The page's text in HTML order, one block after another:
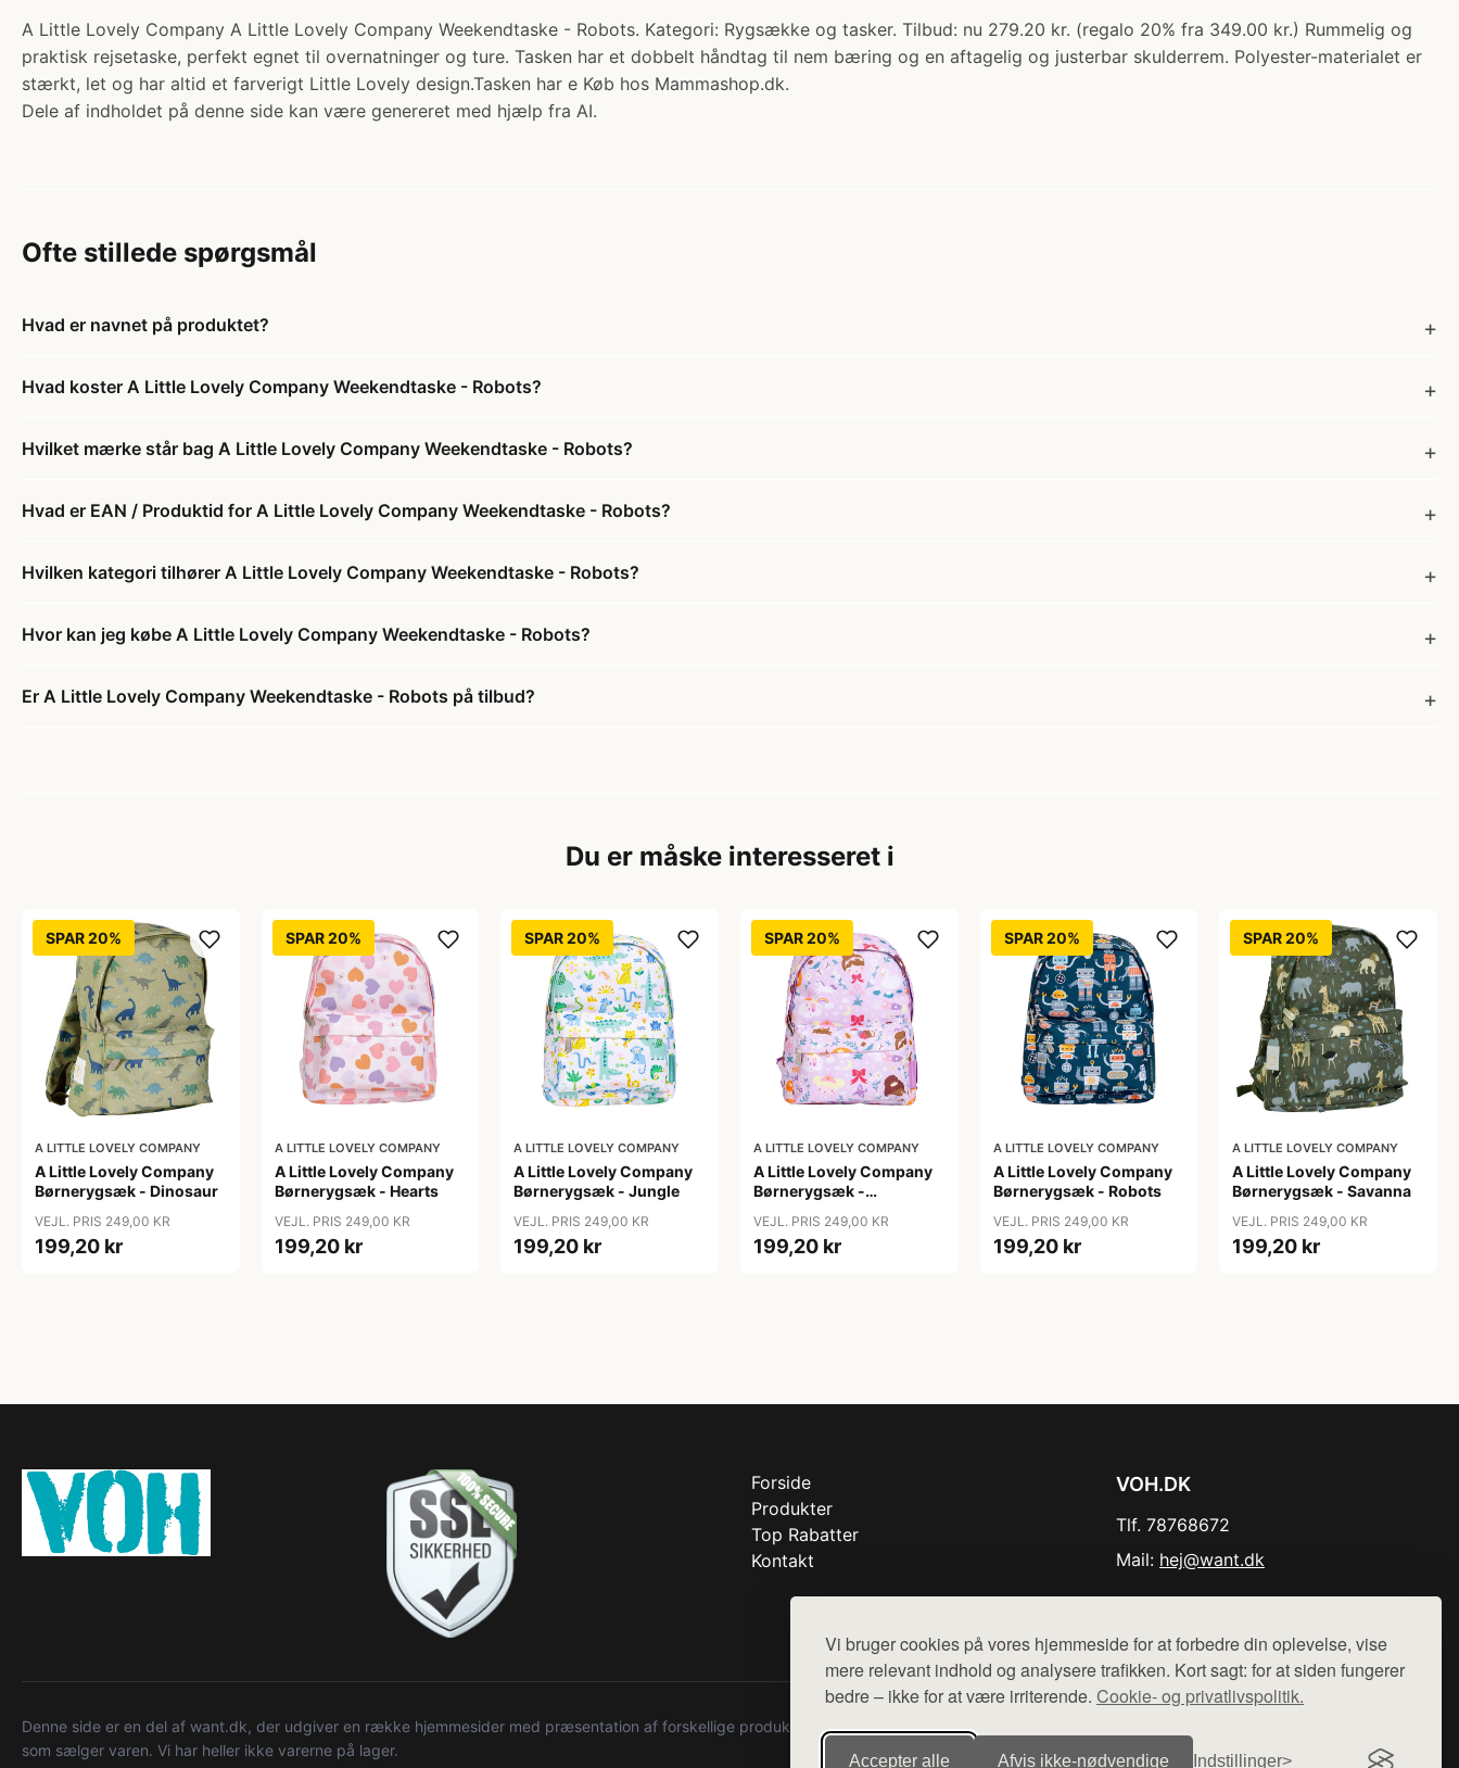
Vi bruger cookies på vores hjemmeside for at forbedre din oplevelse, vise
mere relevant indhold og analysere trafikken. Kort sagt: for at siden fungerer
bedre – ikke for at være irriterende. Cookie- og privatlivspolitik.
Accepter alle Afvis ikke‑nødvendige Indstillinger
A Little Lovely Company A Little Lovely Company Weekendtaske - Robots. Kategori: Rygsække og tasker. Tilbud: nu 279.20 kr. (regalo 20% fra 349.00 kr.) Rummelig og
praktisk rejsetaske, perfekt egnet til overnatninger og ture. Tasken har et dobbelt håndtag til nem bæring og en aftagelig og justerbar skulderrem. Polyester-materialet er
stærkt, let og har altid et farverigt Little Lovely design.Tasken har e Køb hos Mammashop.dk.
Dele af indholdet på denne side kan være genereret med hjælp fra AI.
Ofte stillede spørgsmål
Hvad er navnet på produktet?
Hvad koster A Little Lovely Company Weekendtaske - Robots?
Hvilket mærke står bag A Little Lovely Company Weekendtaske - Robots?
Hvad er EAN / Produktid for A Little Lovely Company Weekendtaske - Robots?
Hvilken kategori tilhører A Little Lovely Company Weekendtaske - Robots?
Hvor kan jeg købe A Little Lovely Company Weekendtaske - Robots?
Er A Little Lovely Company Weekendtaske - Robots på tilbud?
Du er måske interesseret i
SPAR 20%
A LITTLE LOVELY COMPANY
A Little Lovely Company
Børnerygsæk - Dinosaur
VEJL. PRIS 249,00 KR
199,20 kr
SPAR 20%
A LITTLE LOVELY COMPANY
A Little Lovely Company
Børnerygsæk - Hearts
VEJL. PRIS 249,00 KR
199,20 kr
SPAR 20%
A LITTLE LOVELY COMPANY
A Little Lovely Company
Børnerygsæk - Jungle
VEJL. PRIS 249,00 KR
199,20 kr
SPAR 20%
A LITTLE LOVELY COMPANY
A Little Lovely Company
Børnerygsæk -
VEJL. PRIS 249,00 KR
199,20 kr
SPAR 20%
A LITTLE LOVELY COMPANY
A Little Lovely Company
Børnerygsæk - Robots
VEJL. PRIS 249,00 KR
199,20 kr
SPAR 20%
A LITTLE LOVELY COMPANY
A Little Lovely Company
Børnerygsæk - Savanna
VEJL. PRIS 249,00 KR
199,20 kr
Forside
Produkter
Top Rabatter
Kontakt
VOH.DK
Tlf. 78768672
Mail: hej@want.dk
Denne side er en del af want.dk, der udgiver en række hjemmesider med præsentation af forskellige produkter fra diverse webshops. Der sælges ikke varer fra denne side - vi henviser til de shops,
som sælger varen. Vi har heller ikke varerne på lager.